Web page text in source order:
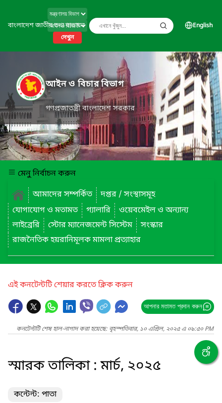
বাংলাদেশ জাতীয় তথ্য বাতায়ন
দেখুন
English
আইন ও বিচার বিভাগ
গণপ্রজাতন্ত্রী বাংলাদেশ সরকার
মেনু নির্বাচন করুন
আমাদের সম্পর্কিত
দপ্তর / সংস্থাসমূহ
যোগাযোগ ও মতামত
গ্যালারি
ওয়েবমেইল ও অন্যান্য
লাইব্রেরি
স্টোর ম্যানেজমেন্ট সিস্টেম
সংস্কার
রাজনৈতিক হয়রানিমূলক মামলা প্রত্যাহার
এই কনটেন্টটি শেয়ার করতে ক্লিক করুন
আপনার মতামত প্রদান করুন
কনটেন্টটি শেষ হাল-নাগাদ করা হয়েছে: বৃহস্পতিবার, ১০ এপ্রিল, ২০২৫ এ ০৯:৫০ PM
স্মারক তালিকা : মার্চ, ২০২৫
কন্টেন্ট: পাতা